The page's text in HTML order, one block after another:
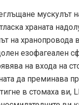
мускулът
храната
на хранопровода
езофагеален
на входа на
да преминава
в стомаха ви,